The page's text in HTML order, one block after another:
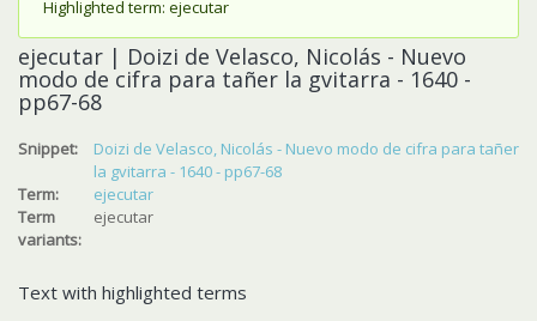
Status message
Highlighted term: ejecutar
ejecutar | Doizi de Velasco, Nicolás - Nuevo
modo de cifra para tañer la gvitarra - 1640 -
pp67-68
Snippet:
Doizi de Velasco, Nicolás - Nuevo modo de cifra para tañer
la gvitarra - 1640 - pp67-68
Term:
ejecutar
Term
variants:
ejecutar
Text with highlighted terms